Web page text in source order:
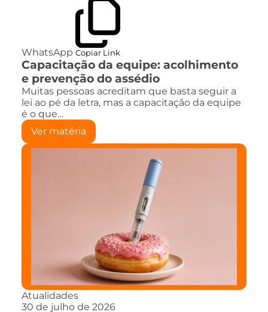
WhatsApp Copiar Link
Capacitação da equipe: acolhimento
e prevenção do assédio
Muitas pessoas acreditam que basta seguir a
lei ao pé da letra, mas a capacitação da equipe
é o que…
Ver matéria
Atualidades
30 de julho de 2026